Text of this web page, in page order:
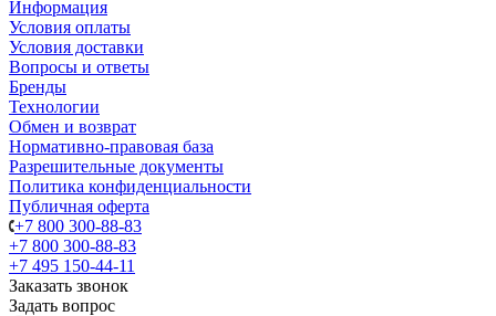
Информация
Условия оплаты
Условия доставки
Вопросы и ответы
Бренды
Технологии
Обмен и возврат
Нормативно-правовая база
Разрешительные документы
Политика конфиденциальности
Публичная оферта
+7 800 300-88-83
+7 800 300-88-83
+7 495 150-44-11
Заказать звонок
Задать вопрос